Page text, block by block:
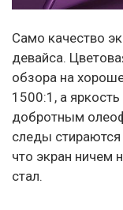
Само качество
девайса.
обзора на
1500:1, а
добротным
следы
что экран ничем
стал.